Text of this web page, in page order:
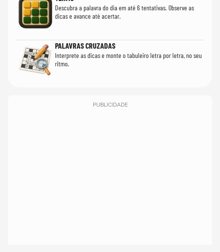
Descubra a palavra do dia em até 6 tentativas. Observe as
dicas e avance até acertar.
PALAVRAS CRUZADAS
Interprete as dicas e monte o tabuleiro letra por letra, no seu
ritmo.
PUBLICIDADE